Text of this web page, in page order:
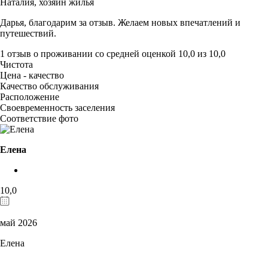
Дарья, благодарим за отзыв. Желаем новых впечатлений и
путешествий.
1 отзыв о проживании со средней оценкой 10,0 из 10,0
Чистота
Цена - качество
Качество обслуживания
Расположение
Своевременность заселения
Соответствие фото
Елена
10,0
май 2026
Елена